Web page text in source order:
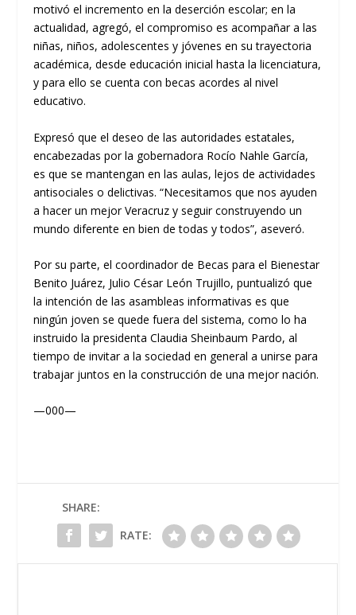
motivó el incremento en la deserción escolar; en la
actualidad, agregó, el compromiso es acompañar a las
niñas, niños, adolescentes y jóvenes en su trayectoria
académica, desde educación inicial hasta la licenciatura,
y para ello se cuenta con becas acordes al nivel
educativo.
Expresó que el deseo de las autoridades estatales,
encabezadas por la gobernadora Rocío Nahle García,
es que se mantengan en las aulas, lejos de actividades
antisociales o delictivas. “Necesitamos que nos ayuden
a hacer un mejor Veracruz y seguir construyendo un
mundo diferente en bien de todas y todos”, aseveró.
Por su parte, el coordinador de Becas para el Bienestar
Benito Juárez, Julio César León Trujillo, puntualizó que
la intención de las asambleas informativas es que
ningún joven se quede fuera del sistema, como lo ha
instruido la presidenta Claudia Sheinbaum Pardo, al
tiempo de invitar a la sociedad en general a unirse para
trabajar juntos en la construcción de una mejor nación.
—000—
SHARE:
RATE: